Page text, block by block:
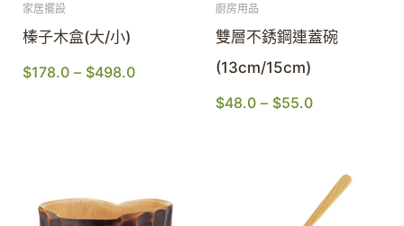
家居擺設
榛子木盒(大/小)
$178.0 – $498.0
廚房用品
雙層不銹鋼連蓋碗
(13cm/15cm)
$48.0 – $55.0